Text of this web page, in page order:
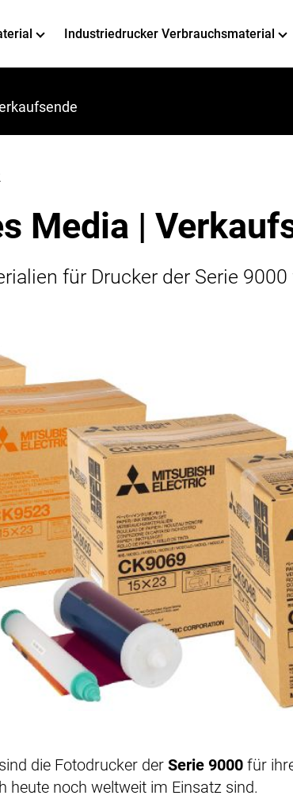
Industriedrucker Verbrauchsmaterial
Media |
für Drucker der Serie
die Fotodrucker der Serie 9000für
heute noch weltweit im Einsatz sind.